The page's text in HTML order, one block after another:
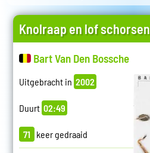
Knolraap en lof
Bart Van Den Bossche
Uitgebracht in 2002
Duurt 02:49
71 keer gedraaid